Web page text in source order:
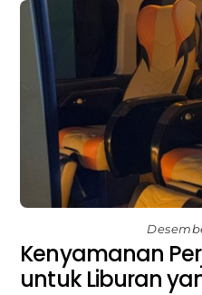
Kenyamanan
untuk Liburan